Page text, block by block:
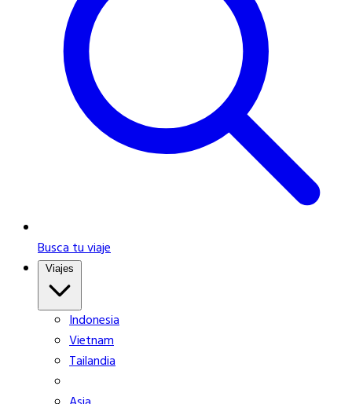
Busca tu viaje
Indonesia
Vietnam
Tailandia